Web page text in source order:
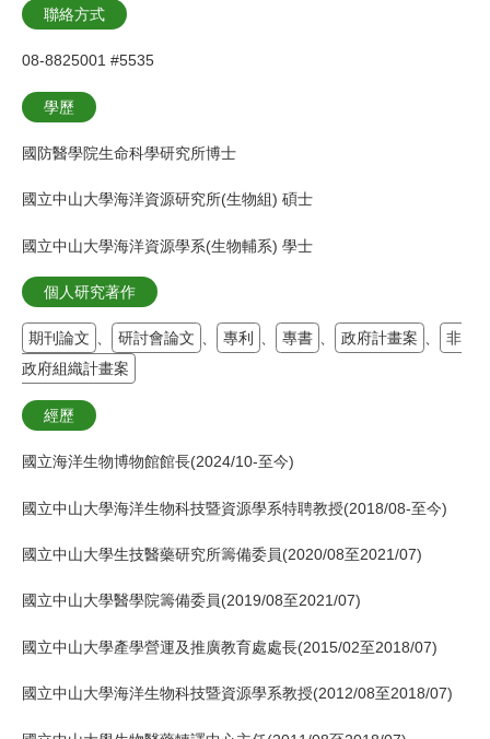
聯絡方式
08-8825001 #5535
學歷
國防醫學院生命科學研究所博士
國立中山大學海洋資源研究所(生物組) 碩士
國立中山大學海洋資源學系(生物輔系) 學士
個人研究著作
期刊論文 、 研討會論文 、 專利 、 專書 、 政府計畫案 、
非
政府組織計畫案
經歷
國立海洋生物博物館館長(2024/10-至今)
國立中山大學海洋生物科技暨資源學系特聘教授(2018/08-至今)
國立中山大學生技醫藥研究所籌備委員(2020/08至2021/07)
國立中山大學醫學院籌備委員(2019/08至2021/07)
國立中山大學產學營運及推廣教育處處長(2015/02至2018/07)
國立中山大學海洋生物科技暨資源學系教授(2012/08至2018/07)